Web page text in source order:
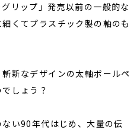
リップ」発売以前の一般的な
くてプラスチック製の軸のも
新なデザインの太軸ボールペ
しょう？
い90年代はじめ、大量の伝